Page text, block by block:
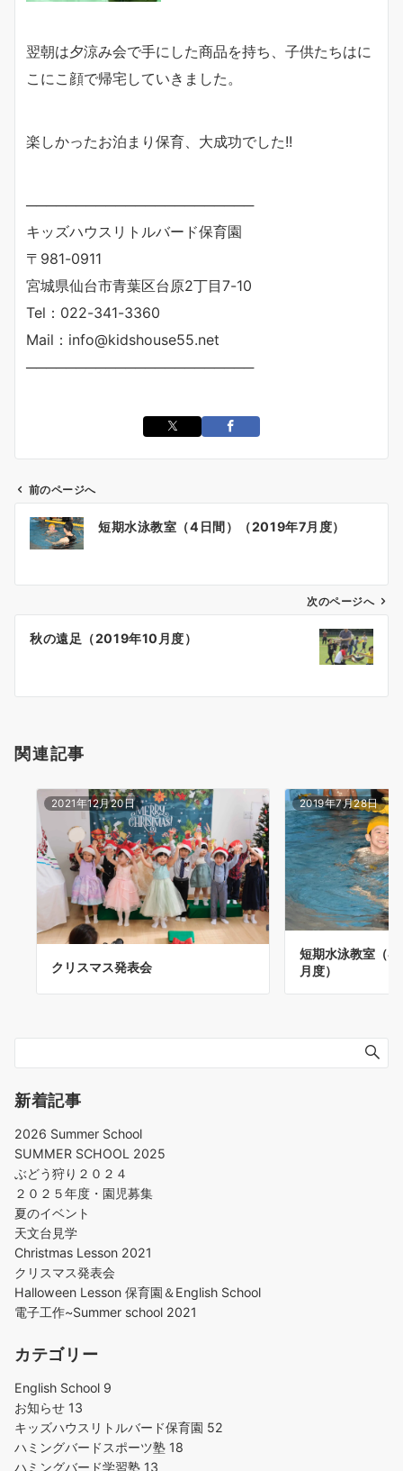
翌朝は夕涼み会で手にした商品を持ち、子供たちはに
こにこ顔で帰宅していきました。
楽しかったお泊まり保育、大成功でした!!
───────────────────────
キッズハウスリトルバード保育園
〒981-0911
宮城県仙台市青葉区台原2丁目7-10
Tel：022-341-3360
Mail：info@kidshouse55.net
───────────────────────
前のページへ
短期水泳教室（4日間）（2019年7月度）
次のページへ
秋の遠足（2019年10月度）
関連記事
2021年12月20日
クリスマス発表会
2019年7月28日
短期水泳教室（4
月度）
新着記事
2026 Summer School
SUMMER SCHOOL 2025
ぶどう狩り２０２４
２０２５年度・園児募集
夏のイベント
天文台見学
Christmas Lesson 2021
クリスマス発表会
Halloween Lesson 保育園＆English School
電子工作~Summer school 2021
カテゴリー
English School 9
お知らせ 13
キッズハウスリトルバード保育園 52
ハミングバードスポーツ塾 18
ハミングバード学習塾 13